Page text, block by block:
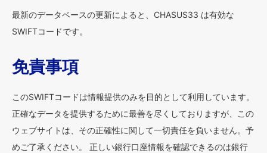
最新のデータベースの更新によると、CHASUS33 は有効な
SWIFTコードです。
免責事項
このSWIFTコードは情報提供のみを目的として利用しています。
正確なデータを提供するために最善を尽くしておりますが、この
ウェブサイトは、その正確性に関して一切責任を負いません。予
めご了承ください。 正しい銀行口座情報を確認できるのは銀行